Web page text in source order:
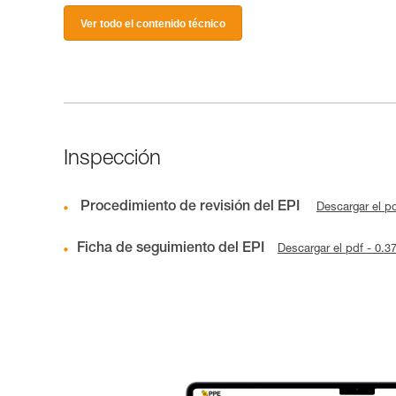
Ver todo el contenido técnico
Inspección
Procedimiento de revisión del EPI Descargar el
Ficha de seguimiento del EPI Descargar el pdf -